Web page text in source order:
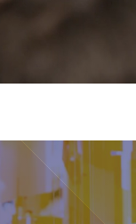
Immagine